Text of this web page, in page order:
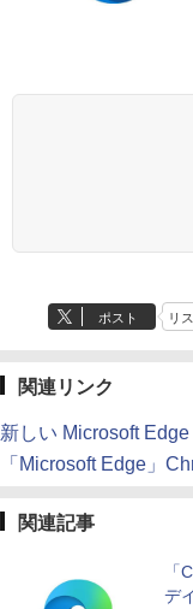
ポスト リ
関連リンク
新しい Microsoft
「Microsoft Edge」
関連記事
「
デ